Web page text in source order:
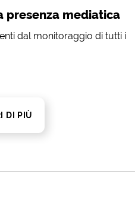
presenza mediatica
dal monitoraggio di tutti i
DI PIÙ